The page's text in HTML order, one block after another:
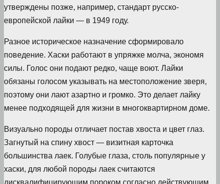
утверждены позже, например, стандарт русско-
европейской лайки — в 1949 году.
Разное историческое назначение сформировало
поведение. Хаски работают в упряжке молча, экономя
силы. Голос они подают редко, чаще воют. Лайки
обязаны голосом указывать на местоположение зверя,
поэтому они лают азартно и громко. Это делает лайку
менее подходящей для жизни в многоквартирном доме.
Визуально породы отличает постав хвоста и цвет глаз.
Загнутый на спину хвост — визитная карточка
большинства лаек. Голубые глаза, столь популярные у
хаски, для любой породы лаек считаются